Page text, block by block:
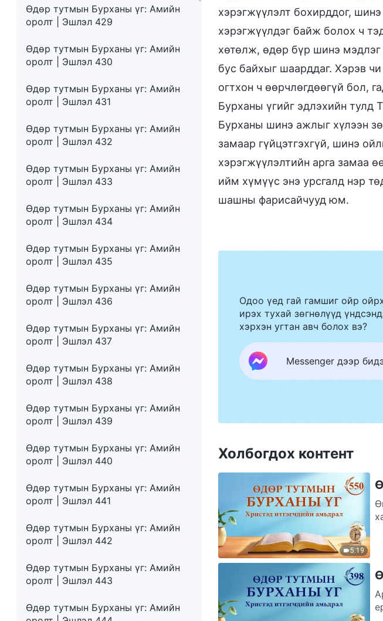
Өдөр тутмын Бурханы үг: Амийн
оролт | Эшлэл 429
Өдөр тутмын Бурханы үг: Амийн
оролт | Эшлэл 430
Өдөр тутмын Бурханы үг: Амийн
оролт | Эшлэл 431
Өдөр тутмын Бурханы үг: Амийн
оролт | Эшлэл 432
Өдөр тутмын Бурханы үг: Амийн
оролт | Эшлэл 433
Өдөр тутмын Бурханы үг: Амийн
оролт | Эшлэл 434
Өдөр тутмын Бурханы үг: Амийн
оролт | Эшлэл 435
Өдөр тутмын Бурханы үг: Амийн
оролт | Эшлэл 436
Өдөр тутмын Бурханы үг: Амийн
оролт | Эшлэл 437
Өдөр тутмын Бурханы үг: Амийн
оролт | Эшлэл 438
Өдөр тутмын Бурханы үг: Амийн
оролт | Эшлэл 439
Өдөр тутмын Бурханы үг: Амийн
оролт | Эшлэл 440
Өдөр тутмын Бурханы үг: Амийн
оролт | Эшлэл 441
Өдөр тутмын Бурханы үг: Амийн
оролт | Эшлэл 442
Өдөр тутмын Бурханы үг: Амийн
оролт | Эшлэл 443
Өдөр тутмын Бурханы үг: Амийн
хэрэгжүүлэлт бохирддог,
хэрэгжүүлдэг байж болох ч
хөтөлж, өдөр бүр шинэ мэдлэг
бус байхыг шаарддаг. Хэрэв
огтхон ч өөрчлөгдөөгүй бол,
Бурханы үгийг эдлэхийн тулд
Бурханы шинэ ажлыг хүлээн
замаар гүйцэтгэхгүй, шинэ
хэрэгжүүлэлтийн арга замаа
ийм хүмүүс энэ урсгалд нэр
шашны фарисайчууд юм.
Одоо үед гай гамшиг ойр
ирэх тухай зөгнөлүүд
хэрхэн угтан авч болох вэ?
Messenger дээр
Холбогдох контент
5:19